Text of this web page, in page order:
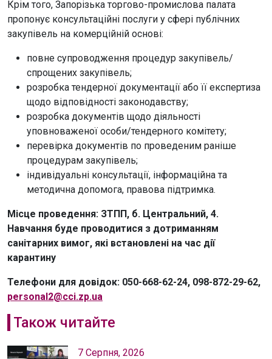
Крім того, Запорізька торгово-промислова палата
пропонує консультаційні послуги у сфері публічних
закупівель на комерційній основі:
повне супроводження процедур закупівель/
спрощених закупівель;
розробка тендерної документації або її експертиза
щодо відповідності законодавству;
розробка документів щодо діяльності
уповноваженої особи/тендерного комітету;
перевірка документів по проведеним раніше
процедурам закупівель;
індивідуальні консультації, інформаційна та
методична допомога, правова підтримка.
Місце проведення: ЗТПП, б. Центральний, 4.
Навчання буде проводитися з дотриманням
санітарних вимог, які встановлені на час дії
карантину
Телефони для довідок: 050-668-62-24, 098-872-29-62,
personal2@cci.zp.ua
Також читайте
7 Серпня, 2026